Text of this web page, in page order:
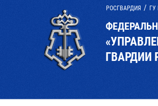
РОСГВАРДИЯ
ГВАРДИИ